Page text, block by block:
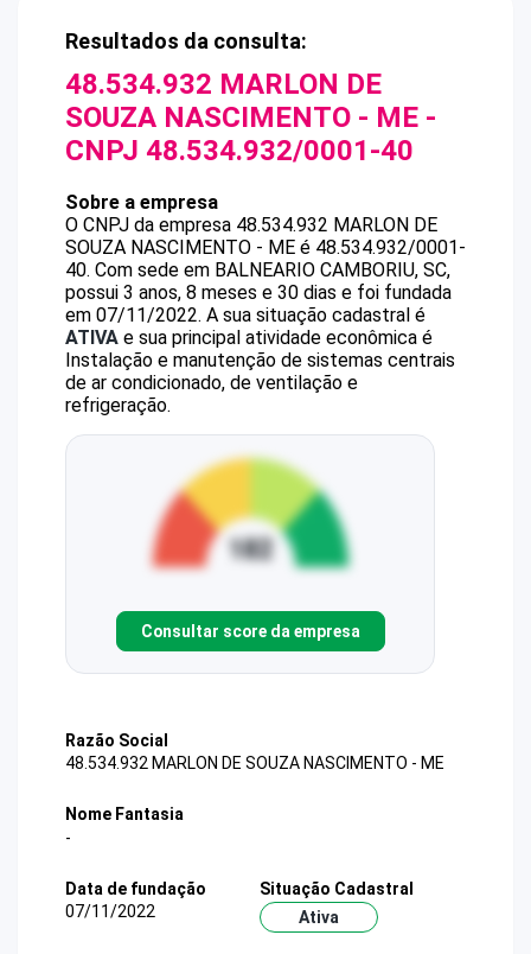
Resultados da consulta:
48.534.932 MARLON DE
SOUZA NASCIMENTO - ME -
CNPJ 48.534.932/0001-40
Sobre a empresa
O CNPJ da empresa 48.534.932 MARLON DE
SOUZA NASCIMENTO - ME é 48.534.932/0001-
40. Com sede em BALNEARIO CAMBORIU, SC,
possui 3 anos, 8 meses e 30 dias e foi fundada
em 07/11/2022. A sua situação cadastral é
ATIVA e sua principal atividade econômica é
Instalação e manutenção de sistemas centrais
de ar condicionado, de ventilação e
refrigeração.
Consultar score da empresa
Razão Social
48.534.932 MARLON DE SOUZA NASCIMENTO - ME
Nome Fantasia
-
Data de fundação
07/11/2022
Situação Cadastral
Ativa